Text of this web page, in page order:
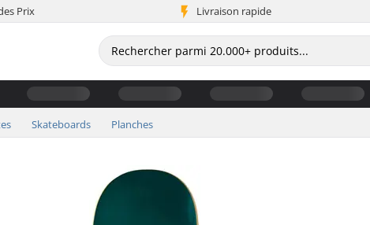
Prix Livraison rapide
Skateboards Planches